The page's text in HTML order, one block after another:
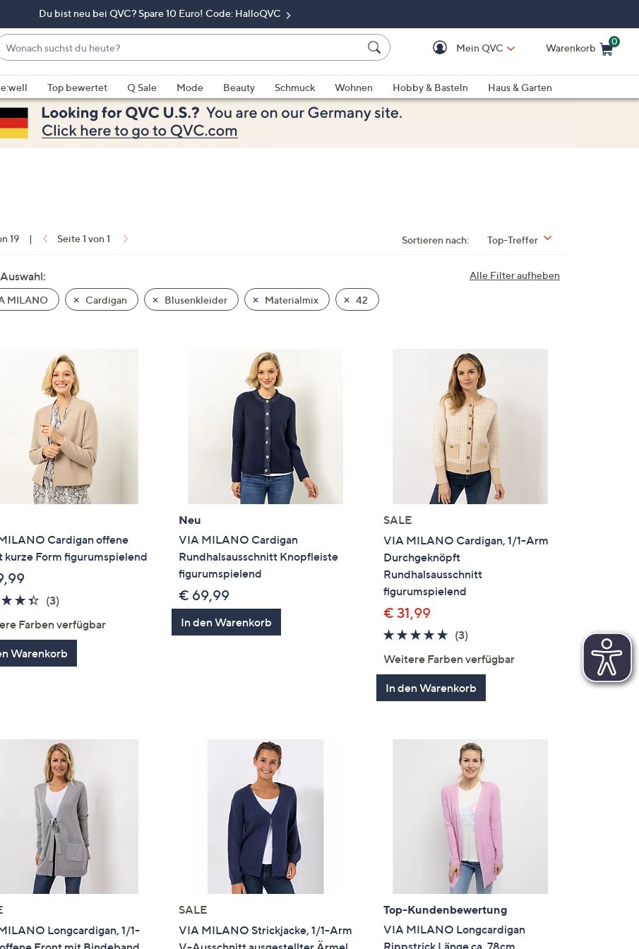
Du bist neu bei QVC? Spare 10 Euro! Code: HalloQVC
anzuzeigen.
Mein QVC Warenkorb
0
Top bewertet Q Sale Mode Beauty Schmuck Wohnen Hobby & Basteln
Haus & Garten
19 | Seite 1 von 1 Sortieren nach: Top-Treffer
Alle Filter aufheben
MILANO Cardigan Blusenkleider Materialmix 42
Cardigan offene
kurze Form figurumspielend
4.3
5
(3)3
Farben verfügbar
Warenkorb
Neu
VIA MILANO Cardigan
Rundhalsausschnitt Knopfleiste
figurumspielend
€ 69,99
In den Warenkorb
SALE
VIA MILANO Cardigan, 1/1-Arm
Durchgeknöpft
Rundhalsausschnitt
figurumspielend
€ 31,99
5.0
5
(3)
Weitere Farben verfügbar
In den Warenkorb
Longcardigan, 1/1-
SALE
VIA MILANO Strickjacke, 1/1-Arm
Top-Kundenbewertung
VIA MILANO Longcardigan